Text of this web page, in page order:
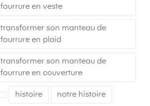
fourrure en veste
transformer son manteau de
fourrure en plaid
transformer son manteau de
fourrure en couverture
histoire notre histoire